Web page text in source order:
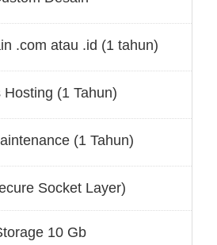
.com atau .id (1 tahun)
Hosting (1 Tahun)
(1 Tahun)
Socket Layer)
10 Gb